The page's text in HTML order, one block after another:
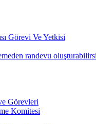
Görevi Ve Yetkisi
randevu
Görevleri
Komitesi